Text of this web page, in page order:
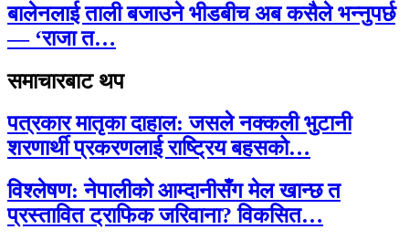
बालेनलाई ताली बजाउने भीडबीच अब कसैले भन्नुपर्छ
— ‘राजा त…
समाचारबाट थप
पत्रकार मातृका दाहाल: जसले नक्कली भुटानी
शरणार्थी प्रकरणलाई राष्ट्रिय बहसको…
विश्लेषण: नेपालीको आम्दानीसँग मेल खान्छ त
प्रस्तावित ट्राफिक जरिवाना? विकसित…